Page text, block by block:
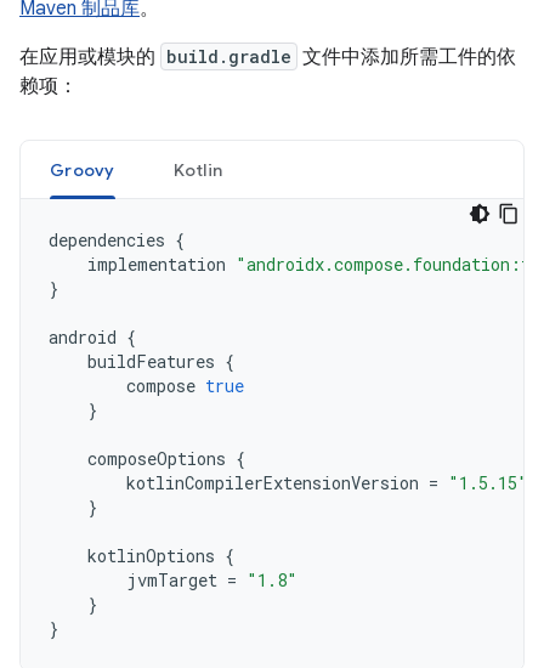
Maven 制品库。
在应用或模块的 build.gradle 文件中添加所需工件的依
赖项：
Groovy Kotlin
dependencies {
implementation
}
android {
buildFeatures {
compose true
}
composeOptions {
kotlinCompilerExtensionVersion = "1.5.15"
}
kotlinOptions {
jvmTarget = "1.8"
}
}